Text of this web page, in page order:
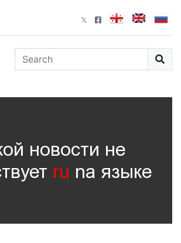
новости не
ru nа языке